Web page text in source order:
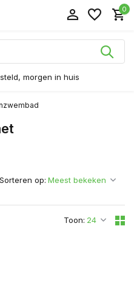
0
morgen in huis
Toon:
Sorteren op: